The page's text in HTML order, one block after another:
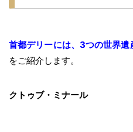
首都デリーには、3つの世界遺
をご紹介します。
クトゥブ・ミナール